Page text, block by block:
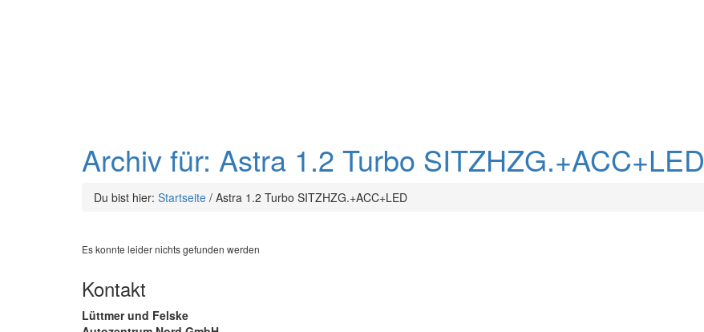
Archiv für: Astra 1.2 Turbo SITZHZG.+ACC+LED
Du bist hier: Startseite / Astra 1.2 Turbo SITZHZG.+ACC+LED
Es konnte leider nichts gefunden werden
Kontakt
Lüttmer und Felske